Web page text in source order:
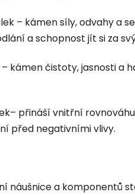
– kámen síly, odvahy a
a schopnost jít si za
kámen čistoty, jasnosti a
přináší vnitřní
před negativními vlivy.
náušnice a komponentů